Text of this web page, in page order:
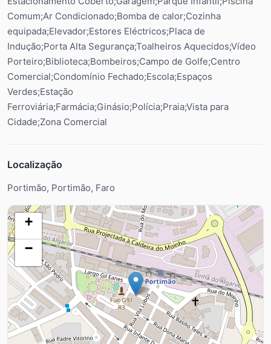
Comum;Ar Condicionado;Bomba de calor;Cozinha
equipada;Elevador;Estores Eléctricos;Placa de
Indução;Porta Alta Segurança;Toalheiros Aquecidos;Vídeo
Porteiro;Biblioteca;Bombeiros;Campo de Golfe;Centro
Comercial;Condomínio Fechado;Escola;Espaços
Verdes;Estação
Ferroviária;Farmácia;Ginásio;Polícia;Praia;Vista para
Cidade;Zona Comercial
Localização
Portimão, Portimão, Faro
+
−